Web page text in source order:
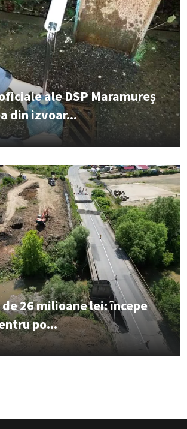
ale DSP Maramureș
din izvoar...
26 milioane lei: începe
po...